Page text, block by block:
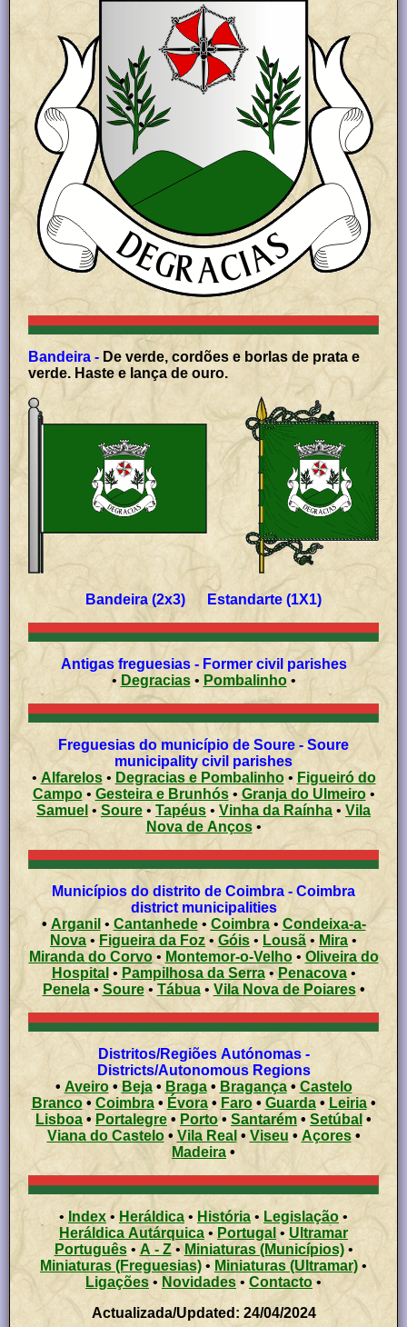
Bandeira -
verde. Haste e lança de ouro.
Bandeira (2x3) Estandarte (1X1)
Antigas freguesias - Former civil parishes
• Degracias• Pombalinho•
Freguesias do município de Soure - Soure
municipality civil parishes
• Alfarelos• Degracias e Pombalinho• Figueiró do
Campo• Gesteira e Brunhós•Granja do Ulmeiro•
Samuel •Soure• Tapéus • Vinha da Raínha • Vila
Nova de Anços•
Municípios do distrito de Coimbra - Coimbra
district municipalities
• Arganil • Cantanhede• Coimbra• Condeixa-a-
Nova • Figueira da Foz•Góis • Lousã • Mira •
Miranda do Corvo• Montemor-o-Velho• Oliveira do
Hospital • Pampilhosa da Serra• Penacova•
Penela• Soure• Tábua• Vila Nova de Poiares•
Distritos/Regiões Autónomas -
Districts/Autonomous Regions
• Aveiro• Beja• Braga• Bragança• Castelo
Branco• Coimbra• Évora• Faro• Guarda•Leiria•
Lisboa • Portalegre • Porto• Santarém • Setúbal •
Viana do Castelo• Vila Real • Viseu • Açores •
Madeira •
• Index • Heráldica • História • Legislação •
Heráldica Autárquica • Portugal • Ultramar
Português• A - Z•Miniaturas (Municípios)•
Miniaturas (Freguesias) • Miniaturas (Ultramar) •
Ligações • Novidades • Contacto•
Actualizada/Updated: 24/04/2024